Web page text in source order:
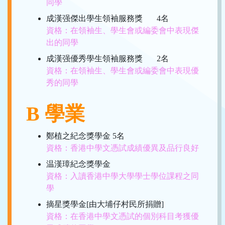
同學
成漢强傑出學生領袖服務獎 4名
資格：在領袖生、學生會或編委會中表現傑
出的同學
成漢强優秀學生領袖服務獎 2名
資格：在領袖生、學生會或編委會中表現優
秀的同學
B 學業
鄭植之紀念獎學金 5名
資格：香港中學文憑試成績優異及品行良好
温漢璋紀念獎學金
資格：入讀香港中學大學學士學位課程之同
學
摘星獎學金[由大埔仔村民所捐贈]
資格：在香港中學文憑試的個別科目考獲優